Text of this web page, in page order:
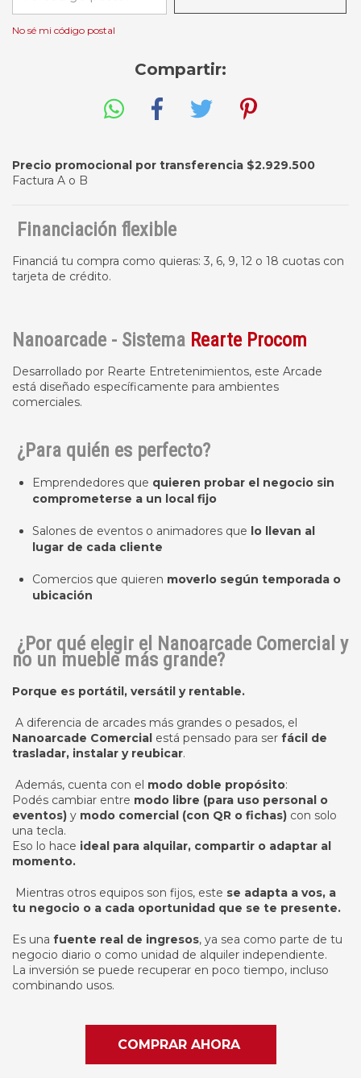
No sé mi código postal
Compartir:
Precio promocional por transferencia $2.929.500
Factura A o B
Financiación flexible
Financiá tu compra como quieras: 3, 6, 9, 12 o 18 cuotas con
tarjeta de crédito.
Nanoarcade - Sistema Rearte Procom
Desarrollado por Rearte Entretenimientos, este Arcade
está diseñado específicamente para ambientes
comerciales.
¿Para quién es perfecto?
Emprendedores que quieren probar el negocio sin
comprometerse a un local fijo
Salones de eventos o animadores que lo llevan al
lugar de cada cliente
Comercios que quieren moverlo según temporada o
ubicación
¿Por qué elegir el Nanoarcade Comercial y
no un mueble más grande?
Porque es portátil, versátil y rentable.
A diferencia de arcades más grandes o pesados, el
Nanoarcade Comercial está pensado para ser fácil de
trasladar, instalar y reubicar.
Además, cuenta con el modo doble propósito:
Podés cambiar entre modo libre (para uso personal o
eventos) y modo comercial (con QR o fichas) con solo
una tecla.
Eso lo hace ideal para alquilar, compartir o adaptar al
momento.
Mientras otros equipos son fijos, este se adapta a vos, a
tu negocio o a cada oportunidad que se te presente.
Es una fuente real de ingresos, ya sea como parte de tu
negocio diario o como unidad de alquiler independiente.
La inversión se puede recuperar en poco tiempo, incluso
combinando usos.
COMPRAR AHORA